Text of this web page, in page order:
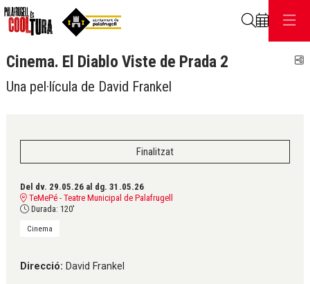
Cinema. El Diablo Viste de Prada 2
Una pel·lícula de David Frankel
Finalitzat
Del dv. 29.05.26 al dg. 31.05.26
TeMePé - Teatre Municipal de Palafrugell
Durada: 120'
Cinema
Direcció: David Frankel